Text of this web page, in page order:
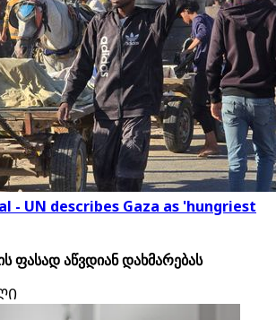
- UN describes Gaza as 'hungriest
ფასად აწვდიან დახმარებას